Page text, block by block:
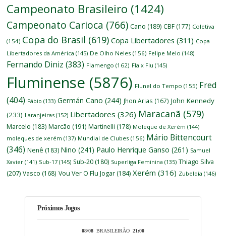
Campeonato Brasileiro (1424)
Campeonato Carioca (766) Cano (189) CBF (177) Coletiva
(154) Copa do Brasil (619) Copa Libertadores (311) Copa
Libertadores da América (145) De Olho Neles (156) Felipe Melo (148)
Fernando Diniz (383) Flamengo (162) Fla x Flu (145)
Fluminense (5876) Flunel do Tempo (155) Fred
(404) Fábio (133) Germán Cano (244) Jhon Arias (167) John Kennedy
(233) Laranjeiras (152) Libertadores (326) Maracanã (579)
Marcelo (183) Marcão (191) Martinelli (178) Moleque de Xerém (144)
moleques de xerém (137) Mundial de Clubes (156) Mário Bittencourt
(346) Nenê (183) Nino (241) Paulo Henrique Ganso (261) Samuel
Xavier (141) Sub-17 (145) Sub-20 (180) Superliga Feminina (135) Thiago Silva
(207) Vasco (168) Vou Ver O Flu Jogar (184) Xerém (316) Zubeldía (146)
Próximos Jogos
08/08BRASILEIRÃO 21:00